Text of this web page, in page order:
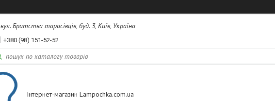
вул. Братства тарасівців, буд. 3, Київ, Україна
+380 (98) 151-52-52
Інтернет-магазин Lampochka.com.ua